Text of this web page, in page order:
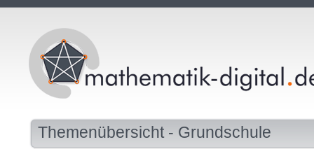
Themenübersicht - Grundschule